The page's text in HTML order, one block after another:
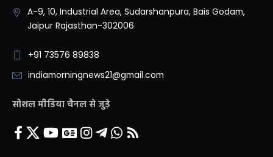
A-9, 10, Industrial Area, Sudarshanpura, Bais Godam,
Jaipur Rajasthan-302006
+91 73576 89838
indiamorningnews21@gmail.com
सोशल मीडिया चैनल से जुड़े